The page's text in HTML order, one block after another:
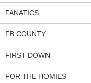
FANATICS
FB COUNTY
FIRST DOWN
FOR THE HOMIES